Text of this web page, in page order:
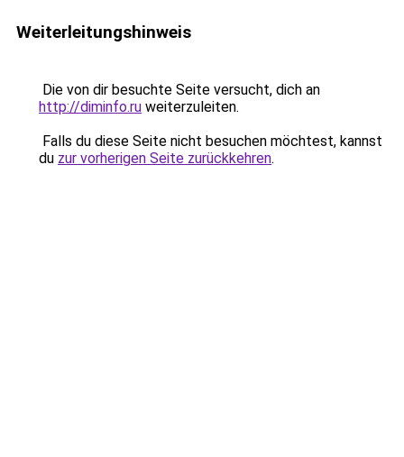
Weiterleitungshinweis
Die von dir besuchte Seite versucht, dich an
http://diminfo.ru weiterzuleiten.
Falls du diese Seite nicht besuchen möchtest, kannst
du zur vorherigen Seite zurückkehren.